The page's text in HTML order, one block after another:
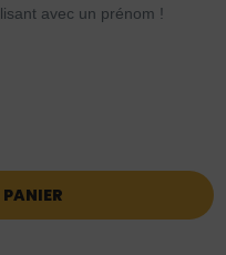
avec un prénom !